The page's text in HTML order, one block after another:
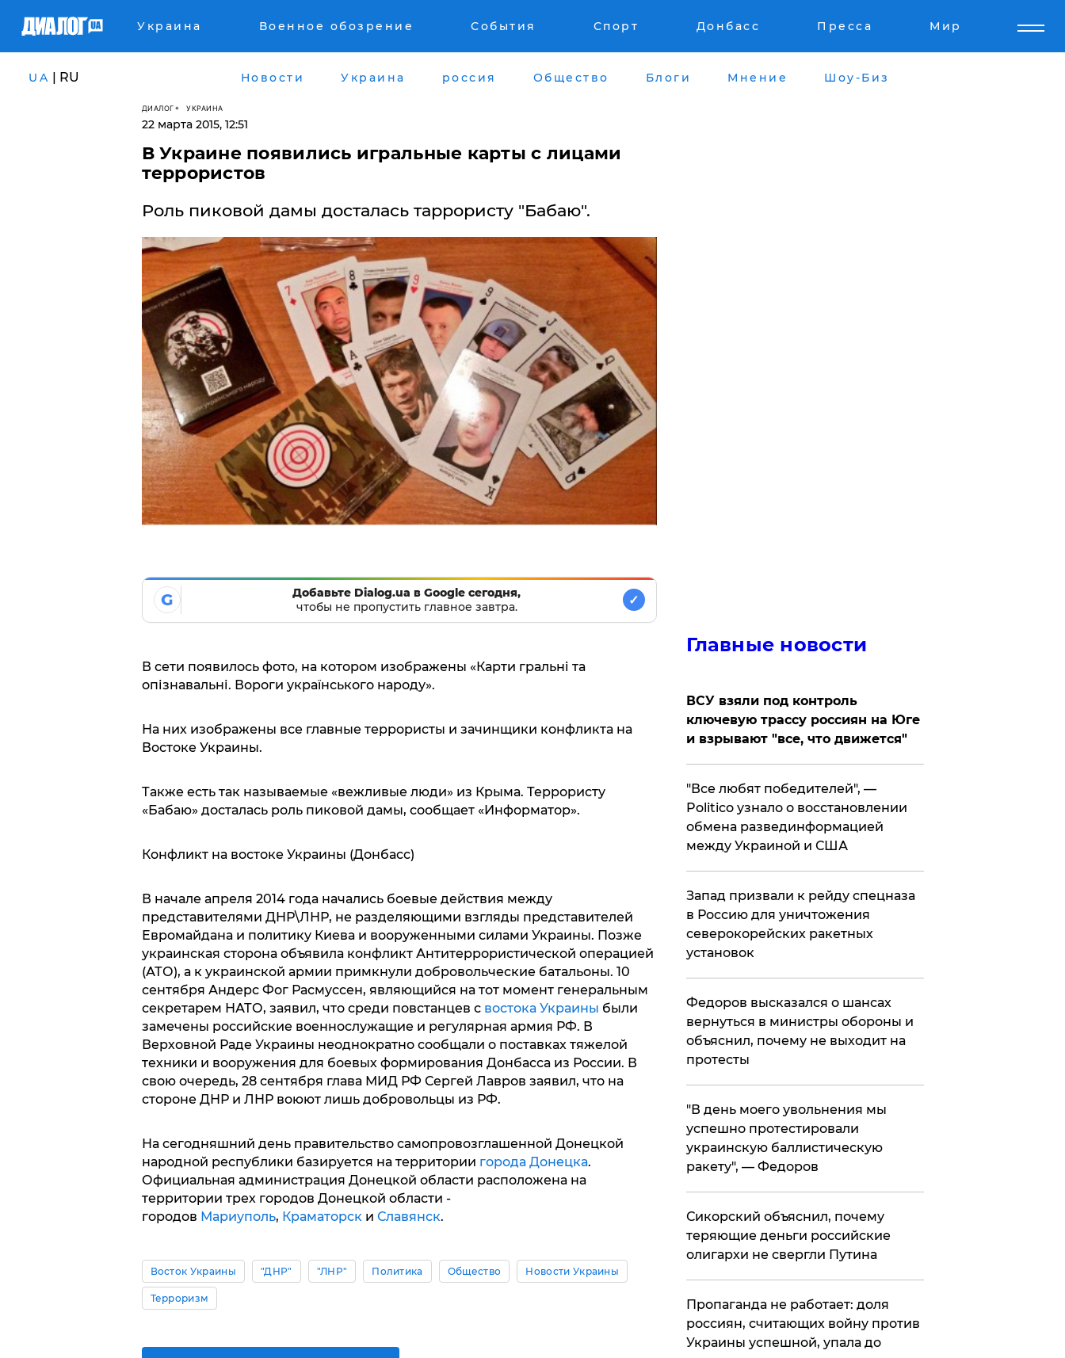
Украина Военное обозрение События Спорт Донбасс Пресса Мир
UA | RU Новости Украина россия Общество Блоги Мнение Шоу-Биз
ДИАЛОГ УКРАИНА
22 марта 2015, 12:51
В Украине появились игральные карты с лицами
террористов
Роль пиковой дамы досталась таррористу "Бабаю".
G
Добавьте Dialog.ua в Google сегодня,
чтобы не пропустить главное завтра.
✓
В сети появилось фото, на котором изображены «Карти гральні та
опізнавальні. Вороги українського народу».
На них изображены все главные террористы и зачинщики конфликта на
Востоке Украины.
Также есть так называемые «вежливые люди» из Крыма. Террористу
«Бабаю» досталась роль пиковой дамы, сообщает «Информатор».
Конфликт на востоке Украины (Донбасс)
В начале апреля 2014 года начались боевые действия между
представителями ДНР\ЛНР, не разделяющими взгляды представителей
Евромайдана и политику Киева и вооруженными силами Украины. Позже
украинская сторона объявила конфликт Антитеррористической операцией
(АТО), а к украинской армии примкнули добровольческие батальоны. 10
сентября Андерс Фог Расмуссен, являющийся на тот момент генеральным
секретарем НАТО, заявил, что среди повстанцев свостока Украины были
замечены российские военнослужащие и регулярная армия РФ. В
Верховной Раде Украины неоднократно сообщали о поставках тяжелой
техники и вооружения для боевых формирования Донбасса из России. В
свою очередь, 28 сентября глава МИД РФ Сергей Лавров заявил, что на
стороне ДНР и ЛНР воюют лишь добровольцы из РФ.
На сегодняшний день правительство самопровозглашенной Донецкой
народной республики базируется на территории города Донецка.
Официальная администрация Донецкой области расположена на
территории трех городов Донецкой области -
городов Мариуполь, Краматорски Славянск.
Восток Украины "ДНР" "ЛНР" Политика Общество Новости Украины
Терроризм
Главные новости
ВСУ взяли под контроль
ключевую трассу россиян на Юге
и взрывают "все, что движется"
​"Все любят победителей", —
Politico узнало о восстановлении
обмена развединформацией
между Украиной и США
Запад призвали к рейду спецназа
в Россию для уничтожения
северокорейских ракетных
установок
Федоров высказался о шансах
вернуться в министры обороны и
объяснил, почему не выходит на
протесты
​"В день моего увольнения мы
успешно протестировали
украинскую баллистическую
ракету", — Федоров
Сикорский объяснил, почему
теряющие деньги российские
олигархи не свергли Путина
​Пропаганда не работает: доля
россиян, считающих войну против
Украины успешной, упала до